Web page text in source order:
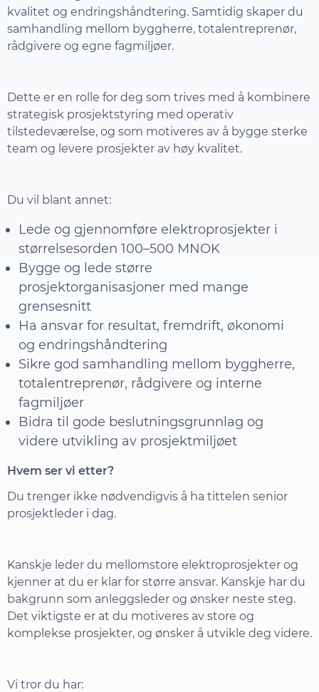
kvalitet og endringshåndtering. Samtidig skaper du
samhandling mellom byggherre, totalentreprenør,
rådgivere og egne fagmiljøer.
Dette er en rolle for deg som trives med å kombinere
strategisk prosjektstyring med operativ
tilstedeværelse, og som motiveres av å bygge sterke
team og levere prosjekter av høy kvalitet.
Du vil blant annet:
Lede og gjennomføre elektroprosjekter i
størrelsesorden 100–500 MNOK
Bygge og lede større
prosjektorganisasjoner med mange
grensesnitt
Ha ansvar for resultat, fremdrift, økonomi
og endringshåndtering
Sikre god samhandling mellom byggherre,
totalentreprenør, rådgivere og interne
fagmiljøer
Bidra til gode beslutningsgrunnlag og
videre utvikling av prosjektmiljøet
Hvem ser vi etter?
Du trenger ikke nødvendigvis å ha tittelen senior
prosjektleder i dag.
Kanskje leder du mellomstore elektroprosjekter og
kjenner at du er klar for større ansvar. Kanskje har du
bakgrunn som anleggsleder og ønsker neste steg.
Det viktigste er at du motiveres av store og
komplekse prosjekter, og ønsker å utvikle deg videre.
Vi tror du har: